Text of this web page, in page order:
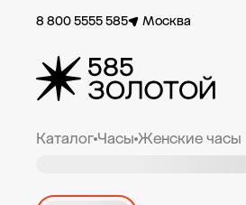
8 800 5555 585 Москва
Каталог Часы Женские часы